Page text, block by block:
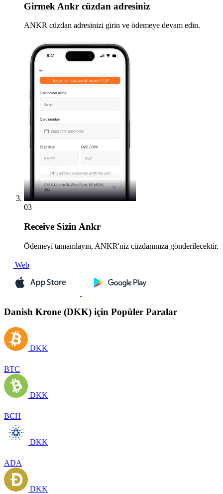
Girmek Ankr cüzdan adresiniz
ANKR cüzdan adresinizi girin ve ödemeye devam edin.
03
Receive Sizin Ankr
Ödemeyi tamamlayın, ANKR'niz cüzdanınıza gönderilecektir.
Web
Danish Krone (DKK) için Popüler Paralar
DKK
BTC
DKK
BCH
DKK
ADA
DKK